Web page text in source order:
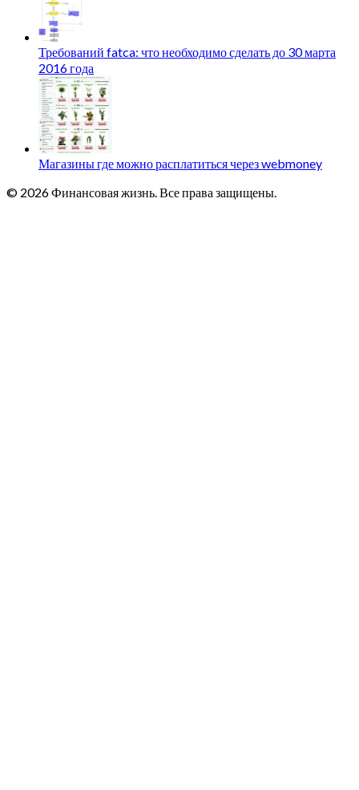
Требований fatca: что необходимо сделать до 30 марта
2016 года
Магазины где можно расплатиться через webmoney
© 2026 Финансовая жизнь. Все права защищены.